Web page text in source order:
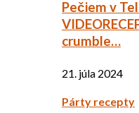
Pečiem v
crumble…
21. júla 2024
Párty recepty